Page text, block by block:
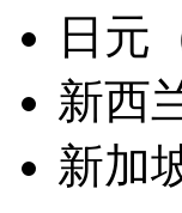
日元
新西
新加